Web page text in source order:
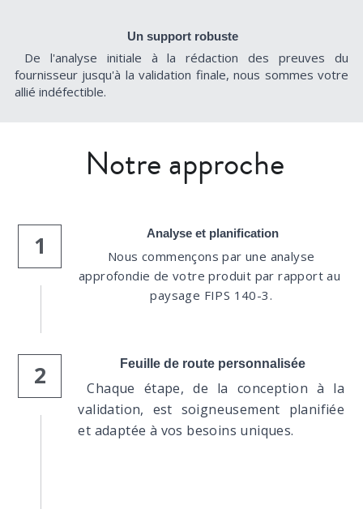
Un support robuste
De l'analyse initiale à la rédaction des preuves du
fournisseur jusqu'à la validation finale, nous sommes votre
allié indéfectible.
Notre approche
1 Analyse et planification
Nous commençons par une analyse
approfondie de votre produit par rapport au
paysage FIPS 140-3.
2 Feuille de route personnalisée
Chaque étape, de la conception à la
validation, est soigneusement planifiée
et adaptée à vos besoins uniques.